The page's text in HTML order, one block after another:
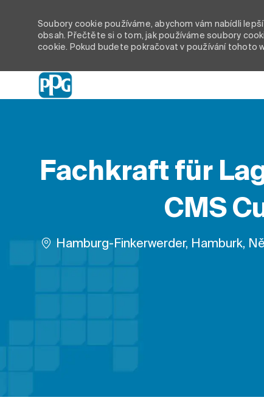
Soubory cookie používáme, abychom vám nabídli
obsah. Přečtěte si o tom, jak používáme soubory
cookie. Pokud budete pokračovat v používání tohoto
Fachkraft für
CMS
Umístění
Hamburg-Finkerwerder, Hamburk,